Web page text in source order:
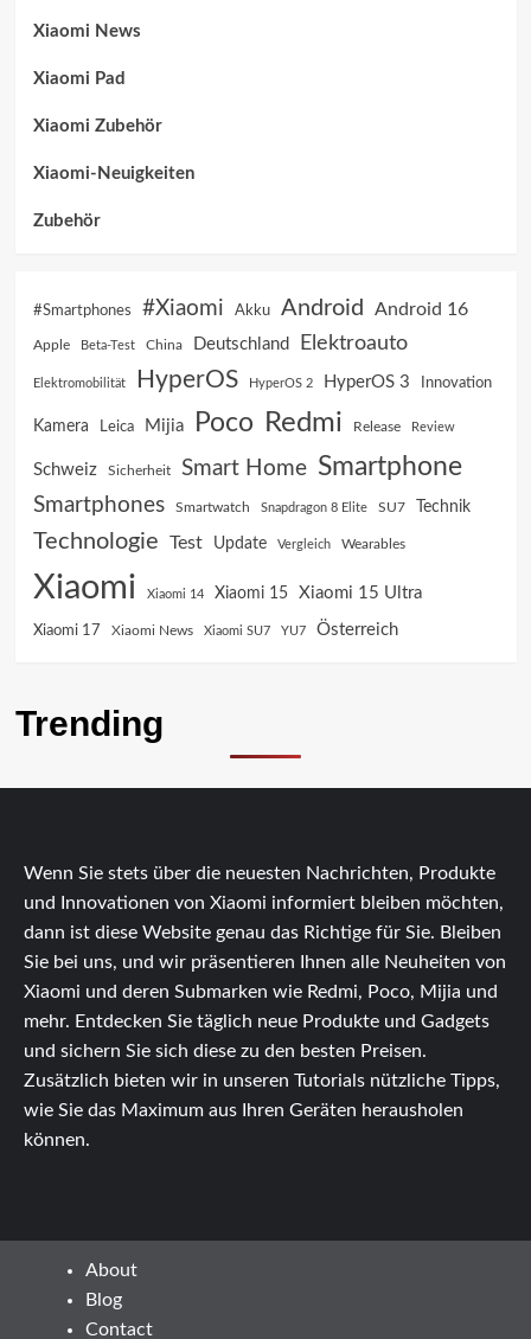
Xiaomi News
Xiaomi Pad
Xiaomi Zubehör
Xiaomi-Neuigkeiten
Zubehör
#Smartphones #Xiaomi Akku Android Android 16
Apple Beta-Test China Deutschland Elektroauto
Elektromobilität HyperOS HyperOS 2 HyperOS 3 Innovation
Kamera Leica Mijia Poco Redmi Release Review
Schweiz Sicherheit Smart Home Smartphone
Smartphones Smartwatch Snapdragon 8 Elite SU7 Technik
Technologie Test Update Vergleich Wearables
Xiaomi Xiaomi 14 Xiaomi 15 Xiaomi 15 Ultra
Xiaomi 17 Xiaomi News Xiaomi SU7 YU7 Österreich
Trending
Wenn Sie stets über die neuesten Nachrichten, Produkte
und Innovationen von Xiaomi informiert bleiben möchten,
dann ist diese Website genau das Richtige für Sie. Bleiben
Sie bei uns, und wir präsentieren Ihnen alle Neuheiten von
Xiaomi und deren Submarken wie Redmi, Poco, Mijia und
mehr. Entdecken Sie täglich neue Produkte und Gadgets
und sichern Sie sich diese zu den besten Preisen.
Zusätzlich bieten wir in unseren Tutorials nützliche Tipps,
wie Sie das Maximum aus Ihren Geräten herausholen
können.
About
Blog
Contact